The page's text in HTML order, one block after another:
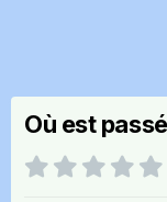
Où est